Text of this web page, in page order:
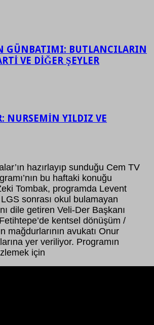
GÜNBATIMI: BUTLANCILARIN
VE DİĞER ŞEYLER
NURSEMİN YILDIZ VE
hazırlayıp sunduğu Cem TV
bu haftaki konuğu
Tombak, programda Levent
sonrası okul bulamayan
dile getiren Veli-Der Başkanı
kentsel dönüşüm /
mağdurlarının avukatı Onur
yer veriliyor. Programın
için